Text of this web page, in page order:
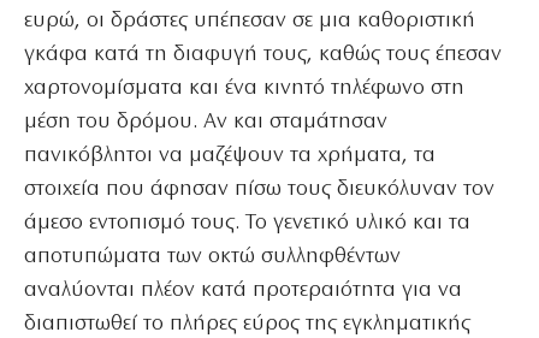
ευρώ, οι δράστες υπέπεσαν σε μια καθοριστική
γκάφα κατά τη διαφυγή τους, καθώς τους έπεσαν
χαρτονομίσματα και ένα κινητό τηλέφωνο στη
μέση του δρόμου. Αν και σταμάτησαν
πανικόβλητοι να μαζέψουν τα χρήματα, τα
στοιχεία που άφησαν πίσω τους διευκόλυναν τον
άμεσο εντοπισμό τους. Το γενετικό υλικό και τα
αποτυπώματα των οκτώ συλληφθέντων
αναλύονται πλέον κατά προτεραιότητα για να
διαπιστωθεί το πλήρες εύρος της εγκληματικής